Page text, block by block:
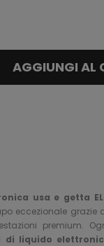
AGGIUNGI AL
usa e getta ELF
eccezionale
premium.
di liquido